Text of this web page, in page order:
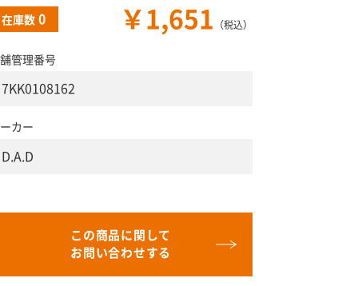
在庫数 0 ￥1,651 （税込）
管理番号
7KK0108162
カー
D.A.D
この商品に関して
お問い合わせする